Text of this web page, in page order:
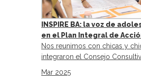
INSPIRE BA: la voz de
en el Plan Integral de
Nos reunimos con chicas y
integraron el Consejo
Mar 2025